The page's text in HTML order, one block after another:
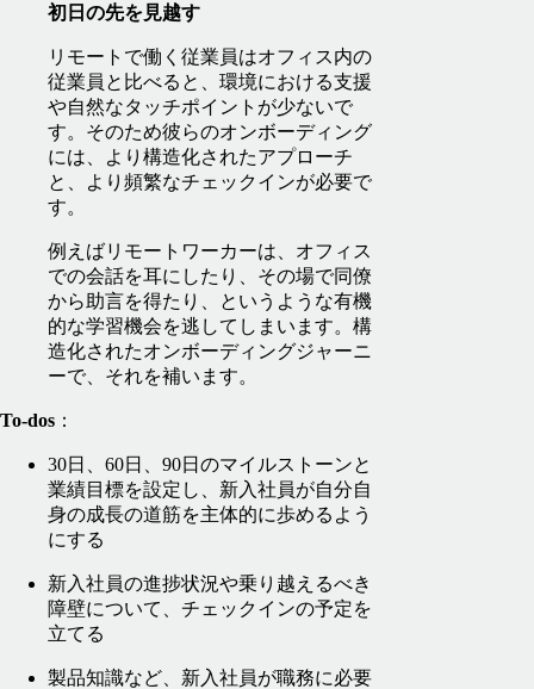
初日の先を見越す
リモートで働く従業員はオフィス内の
従業員と比べると、環境における支援
や自然なタッチポイントが少ないで
す。そのため彼らのオンボーディング
には、より構造化されたアプローチ
と、より頻繁なチェックインが必要で
す。
例えばリモートワーカーは、オフィス
での会話を耳にしたり、その場で同僚
から助言を得たり、というような有機
的な学習機会を逃してしまいます。構
造化されたオンボーディングジャーニ
ーで、それを補います。
To-dos ：
30日、60日、90日のマイルストーンと
業績目標を設定し、新入社員が自分自
身の成長の道筋を主体的に歩めるよう
にする
新入社員の進捗状況や乗り越えるべき
障壁について、チェックインの予定を
立てる
製品知識など、新入社員が職務に必要